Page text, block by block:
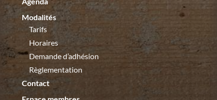
Modalités
Tarifs
Horaires
Demande d’adhésion
Règlementation
Contact